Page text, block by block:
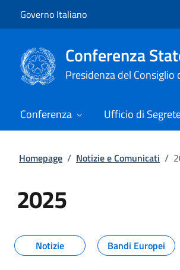
Governo Italiano
Conferenza
Presidenza del Consiglio
Conferenza Ufficio di
Homepage / Notizie e Comunicati /
2025
Tutti i contenuti della
Notizie Bandi Europei